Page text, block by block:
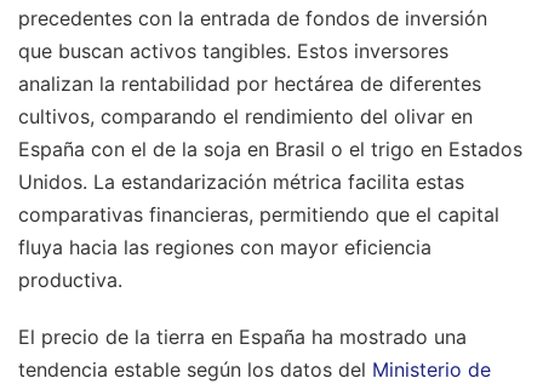
precedentes con la entrada de fondos de inversión
que buscan activos tangibles. Estos inversores
analizan la rentabilidad por hectárea de diferentes
cultivos, comparando el rendimiento del olivar en
España con el de la soja en Brasil o el trigo en Estados
Unidos. La estandarización métrica facilita estas
comparativas financieras, permitiendo que el capital
fluya hacia las regiones con mayor eficiencia
productiva.
El precio de la tierra en España ha mostrado una
tendencia estable según los datos del Ministerio de